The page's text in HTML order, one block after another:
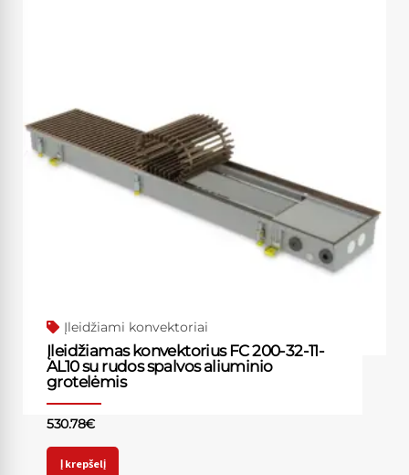
Įleidžiami konvektoriai
Įleidžiamas konvektorius FC 200-32-11-
AL10 su rudos spalvos aliuminio
grotelėmis
530.78€
Į krepšelį